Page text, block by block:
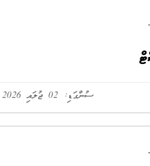
ސުންގަޑި: 02 ޖުލައި 2026 13:30